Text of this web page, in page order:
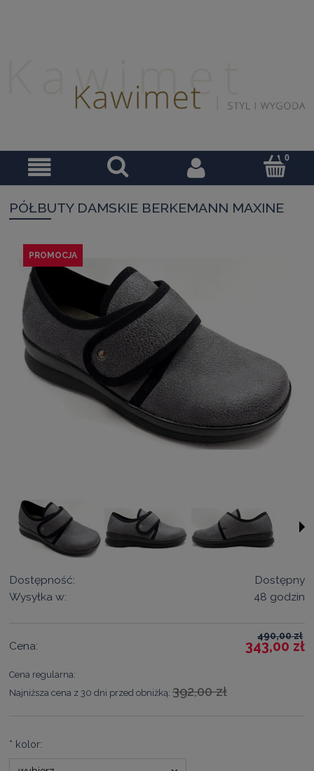
PÓŁBUTY DAMSKIE BERKEMANN MAXINE
PROMOCJA
Dostępność:
Dostępny
Wysyłka w:
48 godzin
Cena: 343,00 zł
Cena regularna:
490,00 zł
Najniższa cena z 30 dni przed obniżką: 392,00 zł
* kolor: